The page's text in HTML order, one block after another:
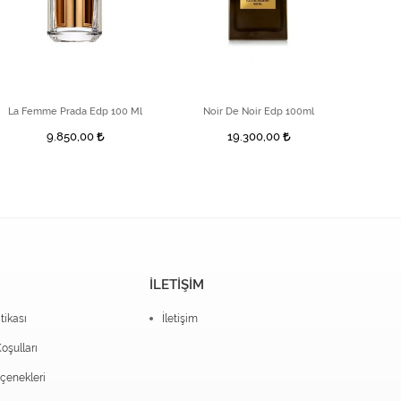
La Femme Prada Edp 100 Ml
9.850,00
Noir De Noir Edp 100ml
19.300,00
İLETİŞİM
İletişim